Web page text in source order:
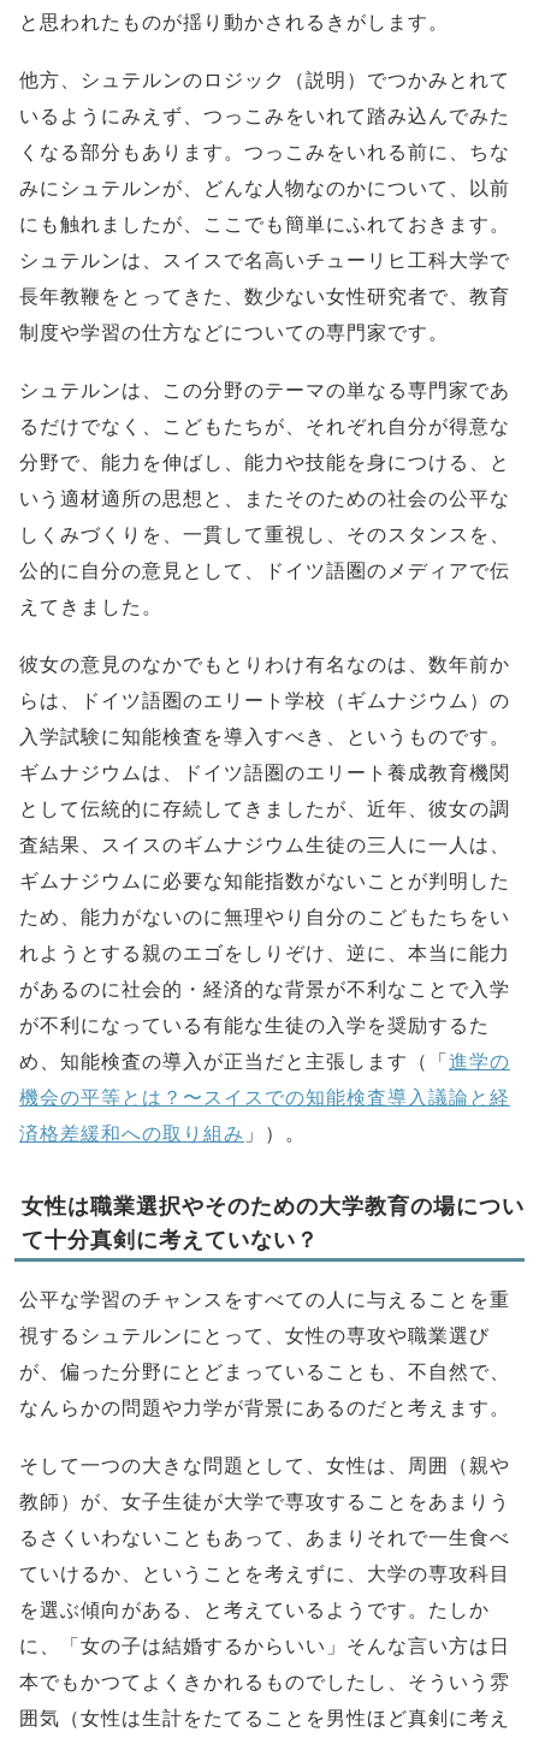
と思われたものが揺り動かされるきがします。
他方、シュテルンのロジック（説明）でつかみとれて
いるようにみえず、つっこみをいれて踏み込んでみた
くなる部分もあります。つっこみをいれる前に、ちな
みにシュテルンが、どんな人物なのかについて、以前
にも触れましたが、ここでも簡単にふれておきます。
シュテルンは、スイスで名高いチューリヒ工科大学で
長年教鞭をとってきた、数少ない女性研究者で、教育
制度や学習の仕方などについての専門家です。
シュテルンは、この分野のテーマの単なる専門家であ
るだけでなく、こどもたちが、それぞれ自分が得意な
分野で、能力を伸ばし、能力や技能を身につける、と
いう適材適所の思想と、またそのための社会の公平な
しくみづくりを、一貫して重視し、そのスタンスを、
公的に自分の意見として、ドイツ語圏のメディアで伝
えてきました。
彼女の意見のなかでもとりわけ有名なのは、数年前か
らは、ドイツ語圏のエリート学校（ギムナジウム）の
入学試験に知能検査を導入すべき、というものです。
ギムナジウムは、ドイツ語圏のエリート養成教育機関
として伝統的に存続してきましたが、近年、彼女の調
査結果、スイスのギムナジウム生徒の三人に一人は、
ギムナジウムに必要な知能指数がないことが判明した
ため、能力がないのに無理やり自分のこどもたちをい
れようとする親のエゴをしりぞけ、逆に、本当に能力
があるのに社会的・経済的な背景が不利なことで入学
が不利になっている有能な生徒の入学を奨励するた
め、知能検査の導入が正当だと主張します（「 進学の
機会の平等とは？〜スイスでの知能検査導入議論と経
済格差緩和への取り組み 」）。
女性は職業選択やそのための大学教育の場につい
て十分真剣に考えていない？
公平な学習のチャンスをすべての人に与えることを重
視するシュテルンにとって、女性の専攻や職業選び
が、偏った分野にとどまっていることも、不自然で、
なんらかの問題や力学が背景にあるのだと考えます。
そして一つの大きな問題として、女性は、周囲（親や
教師）が、女子生徒が大学で専攻することをあまりう
るさくいわないこともあって、あまりそれで一生食べ
ていけるか、ということを考えずに、大学の専攻科目
を選ぶ傾向がある、と考えているようです。たしか
に、「女の子は結婚するからいい」そんな言い方は日
本でもかつてよくきかれるものでしたし、そういう雰
囲気（女性は生計をたてることを男性ほど真剣に考え